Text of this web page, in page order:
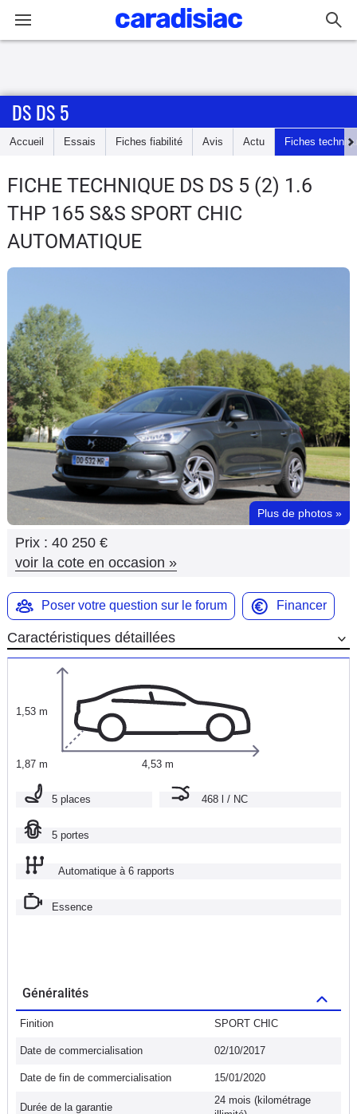
Accueil
Essais
Guide
d'achat
Utilitaires
Flottes
Auto
Services
Moto
Marques
DS DS 5
Accueil Essais Fiches fiabilité Avis Actu Fiches
FICHE TECHNIQUE DS DS 5 (2) 1.6
THP 165 S&S SPORT CHIC
AUTOMATIQUE
Plus de photos »
Prix : 40 250 €
voir la cote en occasion »
Poser votre question sur le forum Financer
Caractéristiques détaillées
1,53 m
1,87 m 4,53 m
5 places 468 l / NC
5 portes
Automatique à 6 rapports
Essence
Généralités
Finition SPORT CHIC
Date de commercialisation 02/10/2017
Date de fin de commercialisation 15/01/2020
Durée de la garantie
24 mois (kilométrage